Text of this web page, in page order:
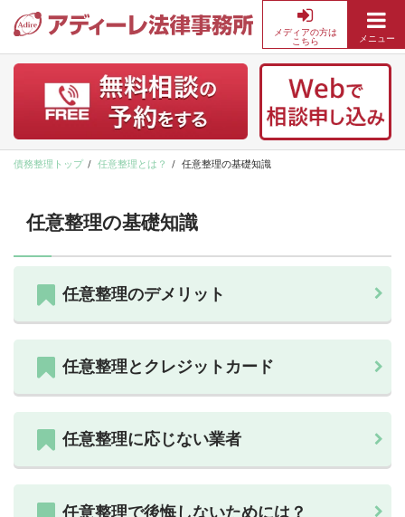
務
金
返
料
ら
ィ
律
メディアの方は
こちら
メニュー
債務整理トップ 任意整理とは？ 任意整理の基礎知識
任意整理の基礎知識
任意整理のデメリット
任意整理とクレジットカード
任意整理に応じない業者
任意整理で後悔しないためには？